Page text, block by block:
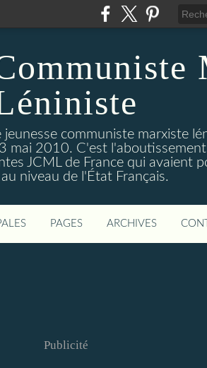
communiste marxiste
mai 2010. C'est
JCML de France qui avaient
niveau de l'État Français.
PAGES ARCHIVES
Publicité